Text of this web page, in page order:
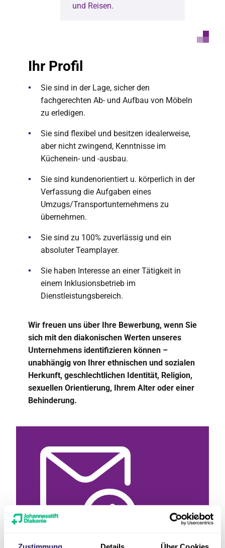
und Reisen.
Ihr Profil
Sie sind in der Lage, sicher den
fachgerechten Ab- und Aufbau von Möbeln
zu erledigen.
Sie sind flexibel und besitzen idealerweise,
aber nicht zwingend, Kenntnisse im
Küchenein- und -ausbau.
Sie sind kundenorientiert u. körperlich in der
Verfassung die Aufgaben eines
Umzugs/Transportunternehmens zu
übernehmen.
Sie sind zu 100% zuverlässig und ein
absoluter Teamplayer.
Sie haben Interesse an einer Tätigkeit in
einem Inklusionsbetrieb im
Dienstleistungsbereich.
Wir freuen uns über Ihre Bewerbung, wenn Sie
sich mit den diakonischen Werten unseres
Unternehmens identifizieren können –
unabhängig von Ihrer ethnischen und sozialen
Herkunft, geschlechtlichen Identität, Religion,
sexuellen Orientierung, Ihrem Alter oder einer
Behinderung.